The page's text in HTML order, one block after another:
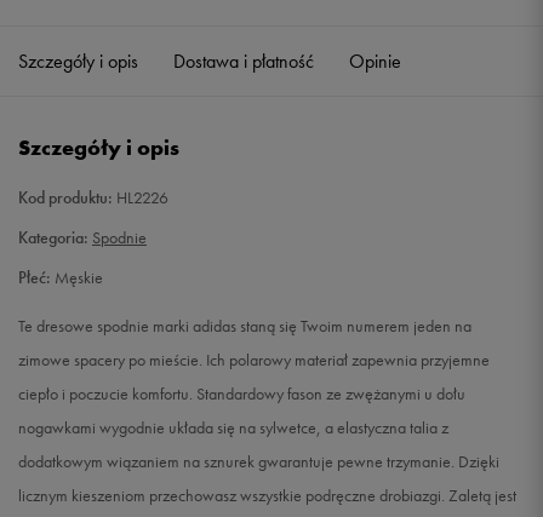
Szczegóły i opis Dostawa i płatność Opinie
Szczegóły i opis
Kod produktu: HL2226
Kategoria: Spodnie
Płeć: Męskie
Te dresowe spodnie marki adidas staną się Twoim numerem jeden na
zimowe spacery po mieście. Ich polarowy materiał zapewnia przyjemne
ciepło i poczucie komfortu. Standardowy fason ze zwężanymi u dołu
nogawkami wygodnie układa się na sylwetce, a elastyczna talia z
dodatkowym wiązaniem na sznurek gwarantuje pewne trzymanie. Dzięki
licznym kieszeniom przechowasz wszystkie podręczne drobiazgi. Zaletą jest